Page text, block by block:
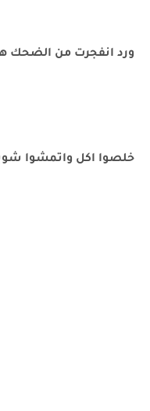
ورد انفجرت من الضحك
خلصوا اكل واتمشوا